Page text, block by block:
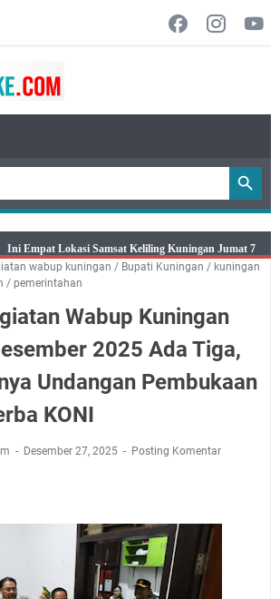
Jumat 7 Agustus 2026 Mobil SIM Keliling Ada di
Kecamatan Sindangagung
Dicabut Dari Hidupmu, Kamu Akan Tetap Berjalan
Kelaparan Meskipun Memiliki Sekarung Penuh Uang
Salat Lima Waktu itu Bukan Cuma Kewajiban, Tapi
juga Tempat Beristirahat yang Paling Menenangkan, Ini
Jadwal Salat Wilayah Kuningan Jumat 7 Agustus 2026
Sangat Seru
12 Ribu Liter
Uniku Jadi Tuan Rumah Pendampingan Penyusunan
Dokumen SPMI
Sudahkah Kita Merdeka Dari Hawa Nafsu?
wabup kuningan / Bupati Kuningan / kuningan
/ pemerintahan
Wabup Kuningan
2025 Ada Tiga,
Undangan Pembukaan
KONI
Desember 27, 2025 Posting Komentar